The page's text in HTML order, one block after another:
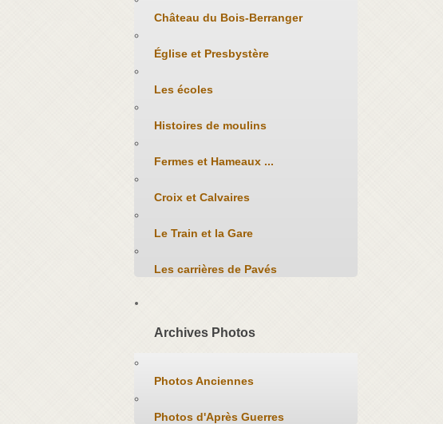
Château du Bois-Berranger
Église et Presbystère
Les écoles
Histoires de moulins
Fermes et Hameaux ...
Croix et Calvaires
Le Train et la Gare
Les carrières de Pavés
Archives Photos
Photos Anciennes
Photos d'Après Guerres